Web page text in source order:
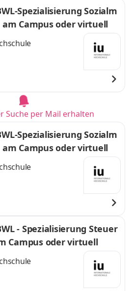
Spezialisierung Sozialm
Campus oder virtuell
Suche per Mail erhalten
Spezialisierung Sozialm
Campus oder virtuell
- Spezialisierung Steuer
Campus oder virtuell